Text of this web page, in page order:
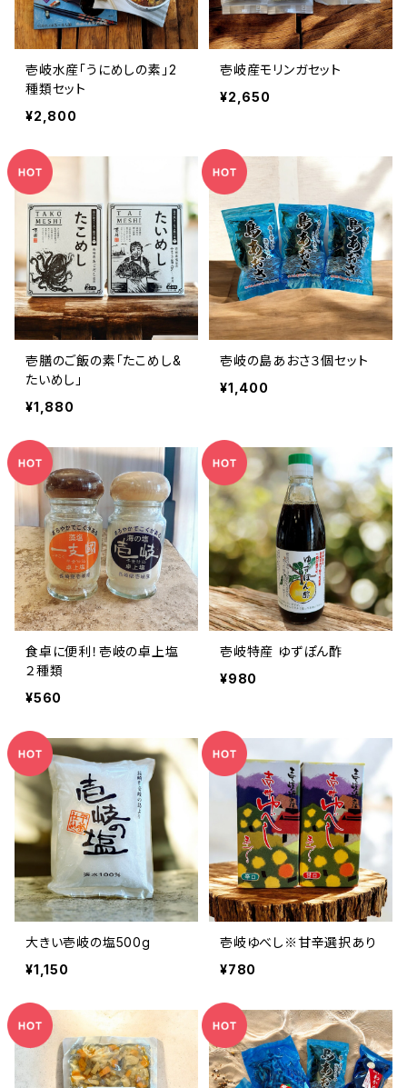
壱岐水産「うにめしの素」2
種類セット
¥2,800
壱岐産モリンガセット
¥2,650
壱膳のご飯の素「たこめし&
たいめし」
¥1,880
壱岐の島あおさ３個セット
¥1,400
食卓に便利！壱岐の卓上塩
２種類
¥560
壱岐特産 ゆずぽん酢
¥980
大きい壱岐の塩500g
¥1,150
壱岐ゆべし※甘辛選択あり
¥780